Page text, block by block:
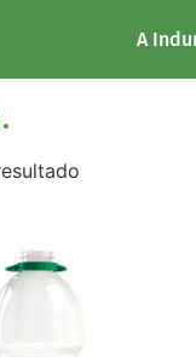
A
Palete do